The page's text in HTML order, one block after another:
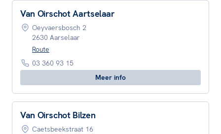
Van Oirschot Aartselaar
Oeyvaersbosch 2
2630 Aarselaar
Route
03 360 93 15
Meer info
Van Oirschot Bilzen
Caetsbeekstraat 16